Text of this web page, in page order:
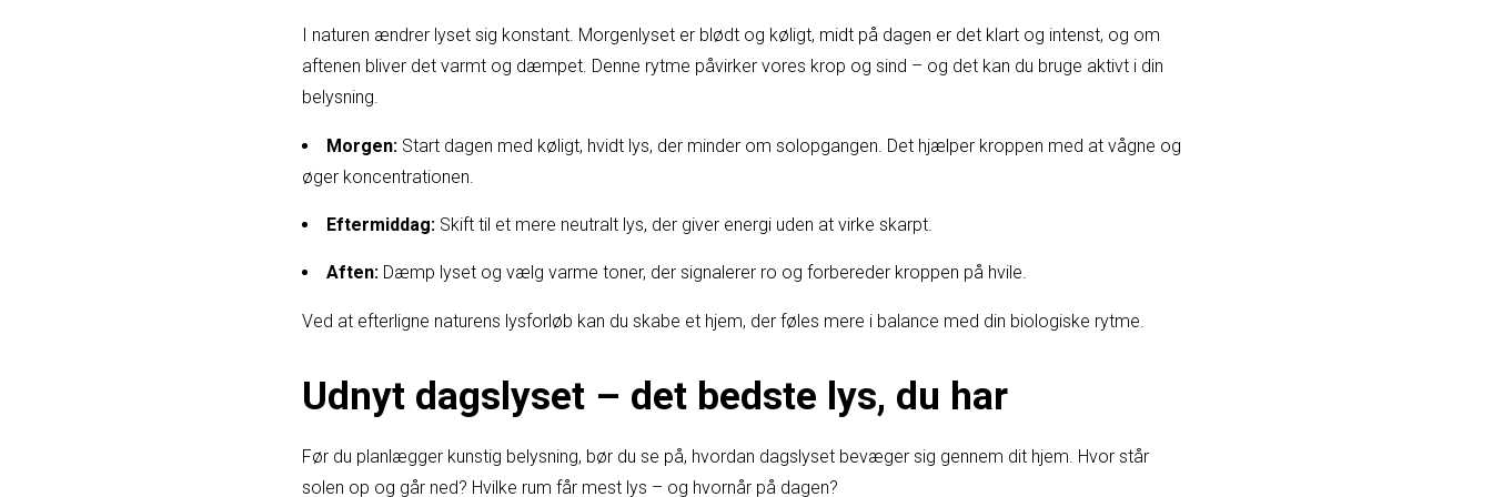
I naturen ændrer lyset sig konstant. Morgenlyset er blødt og køligt, midt på dagen er det klart og intenst, og om
aftenen bliver det varmt og dæmpet. Denne rytme påvirker vores krop og sind – og det kan du bruge aktivt i din
belysning.
Morgen: Start dagen med køligt, hvidt lys, der minder om solopgangen. Det hjælper kroppen med at vågne og
øger koncentrationen.
Eftermiddag: Skift til et mere neutralt lys, der giver energi uden at virke skarpt.
Aften: Dæmp lyset og vælg varme toner, der signalerer ro og forbereder kroppen på hvile.
Ved at efterligne naturens lysforløb kan du skabe et hjem, der føles mere i balance med din biologiske rytme.
Udnyt dagslyset – det bedste lys, du har
Før du planlægger kunstig belysning, bør du se på, hvordan dagslyset bevæger sig gennem dit hjem. Hvor står
solen op og går ned? Hvilke rum får mest lys – og hvornår på dagen?